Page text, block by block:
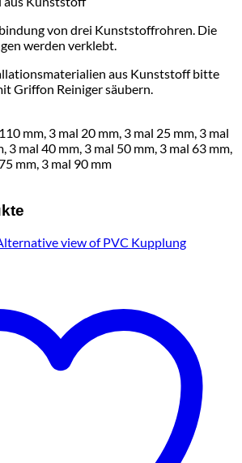
von drei Kunststoffrohren. Die
werden verklebt.
aus Kunststoff bitte
Griffon Reiniger säubern.
mm, 3 mal 20 mm, 3 mal 25 mm, 3 mal
3 mal 40 mm, 3 mal 50 mm, 3 mal 63 mm,
mm, 3 mal 90 mm